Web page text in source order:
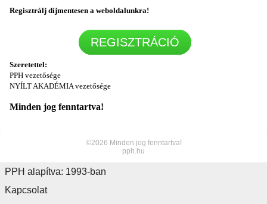
Regisztrálj díjmentesen a weboldalunkra!
REGISZTRÁCIÓ
Szeretettel:
PPH vezetősége
NYÍLT AKADÉMIA vezetősége
Minden jog fenntartva!
©2026 Minden jog fenntartva!
pph.hu
PPH alapítva: 1993-ban
Kapcsolat